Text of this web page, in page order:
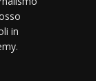
in